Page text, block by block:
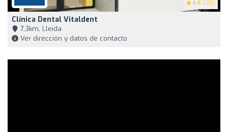
4.6 (120)
Clínica Dental Vitaldent
7,3km, Lleida
Ver dirección y datos de contacto